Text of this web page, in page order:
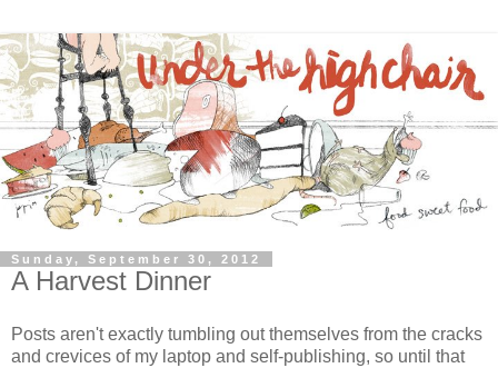
Sunday, September 30, 2012
A Harvest Dinner
Posts aren't exactly tumbling out themselves from the cracks
and crevices of my laptop and self-publishing, so until that